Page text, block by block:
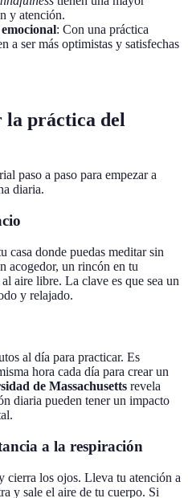
y atención.
: Con una práctica
a ser más optimistas y satisfechas
la práctica del
paso a paso para empezar a
diaria.
casa donde puedas meditar sin
acogedor, un rincón en tu
aire libre. La clave es que sea un
y relajado.
al día para practicar. Es
hora cada día para crear un
de Massachusetts revela
diaria pueden tener un impacto
a la respiración
cierra los ojos. Lleva tu atención a
y sale el aire de tu cuerpo. Si